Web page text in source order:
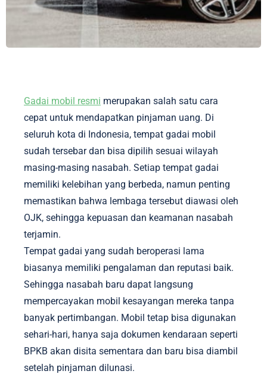
Gadai mobil resmi merupakan salah satu cara
cepat untuk mendapatkan pinjaman uang. Di
seluruh kota di Indonesia, tempat gadai mobil
sudah tersebar dan bisa dipilih sesuai wilayah
masing-masing nasabah. Setiap tempat gadai
memiliki kelebihan yang berbeda, namun penting
memastikan bahwa lembaga tersebut diawasi oleh
OJK, sehingga kepuasan dan keamanan nasabah
terjamin.
Tempat gadai yang sudah beroperasi lama
biasanya memiliki pengalaman dan reputasi baik.
Sehingga nasabah baru dapat langsung
mempercayakan mobil kesayangan mereka tanpa
banyak pertimbangan. Mobil tetap bisa digunakan
sehari-hari, hanya saja dokumen kendaraan seperti
BPKB akan disita sementara dan baru bisa diambil
setelah pinjaman dilunasi.